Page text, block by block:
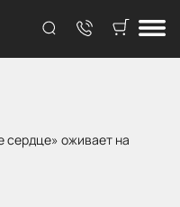
сердце» оживает на